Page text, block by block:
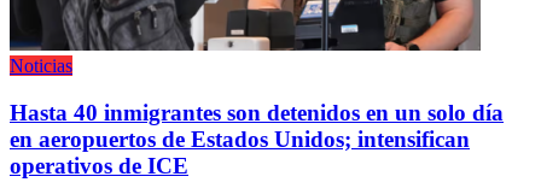
Noticias
Hasta 40 inmigrantes son detenidos en un solo día
en aeropuertos de Estados Unidos; intensifican
operativos de ICE